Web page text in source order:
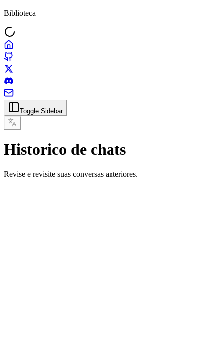
Biblioteca
Toggle Sidebar
Historico de chats
Revise e revisite suas conversas anteriores.